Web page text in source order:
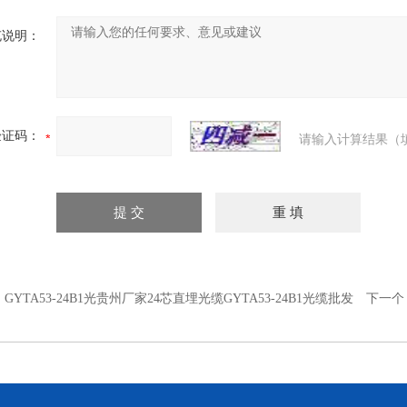
明：
码： 请输入计算结果（
GYTA53-24B1光贵州厂家24芯直埋光缆GYTA53-24B1光缆批发 下一个